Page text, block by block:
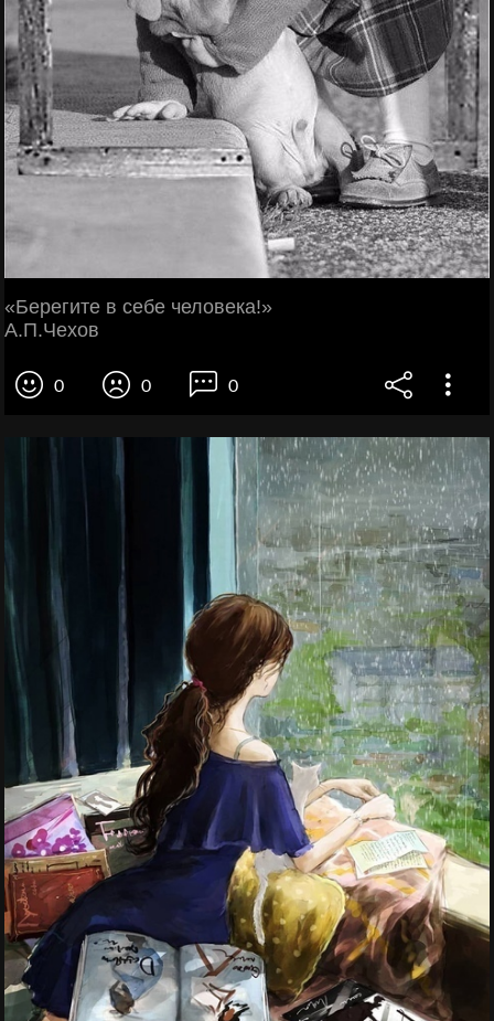
«Берегите в себе человека!»
А.П.Чехов
0 0 0